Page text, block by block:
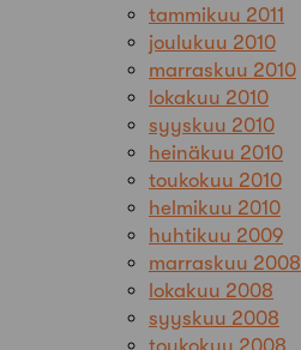
tammikuu 2011
joulukuu 2010
marraskuu 2010
lokakuu 2010
syyskuu 2010
heinäkuu 2010
toukokuu 2010
helmikuu 2010
huhtikuu 2009
marraskuu 2008
lokakuu 2008
syyskuu 2008
toukokuu 2008